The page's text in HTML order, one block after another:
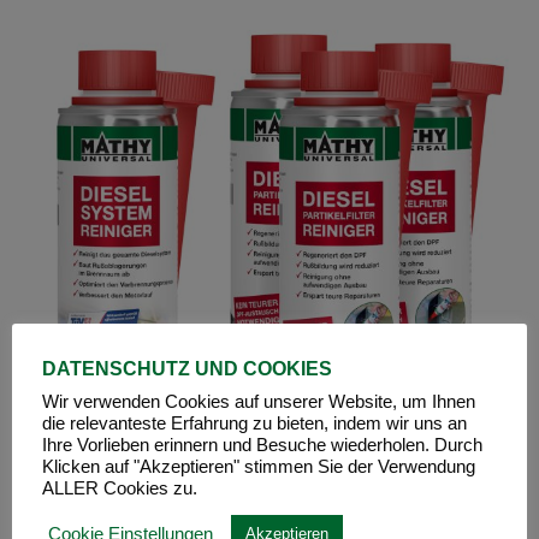
DATENSCHUTZ UND COOKIES
Wir verwenden Cookies auf unserer Website, um Ihnen
die relevanteste Erfahrung zu bieten, indem wir uns an
Ihre Vorlieben erinnern und Besuche wiederholen. Durch
Klicken auf "Akzeptieren" stimmen Sie der Verwendung
ALLER Cookies zu.
Cookie Einstellungen Akzeptieren